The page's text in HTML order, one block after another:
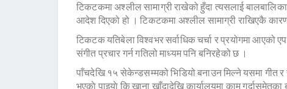
टिकटकमा अश्लील सामाग्री राखेको हुँदा त्यसलाई
आदेश दिएको हो । टिकटकमा अश्लील सामाग्री राखिएकै
टिकटक यतिबेला विश्वभर सर्वाधिक चर्चा र प्रयोगमा
संगीत प्रचार गर्न गतिलो माध्यम पनि बनिरहेको छ ।
पाँचदेखि १५ सेकेन्डसम्मको भिडियो बनाउन मिल्ने यसमा गीत
भएकाे पाइयाे कि खाना खाँदादेखि कार्यालयमा काम गर्दासमेतका